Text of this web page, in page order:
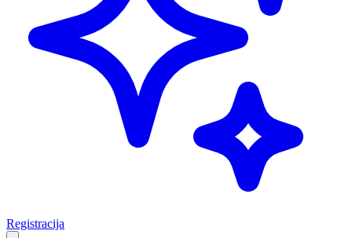
Registracija